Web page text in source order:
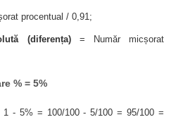
procentual / 0,91;
(diferența)= Număr micșorat
% = 5%
- 5% = 100/100 - 5/100 = 95/100 =